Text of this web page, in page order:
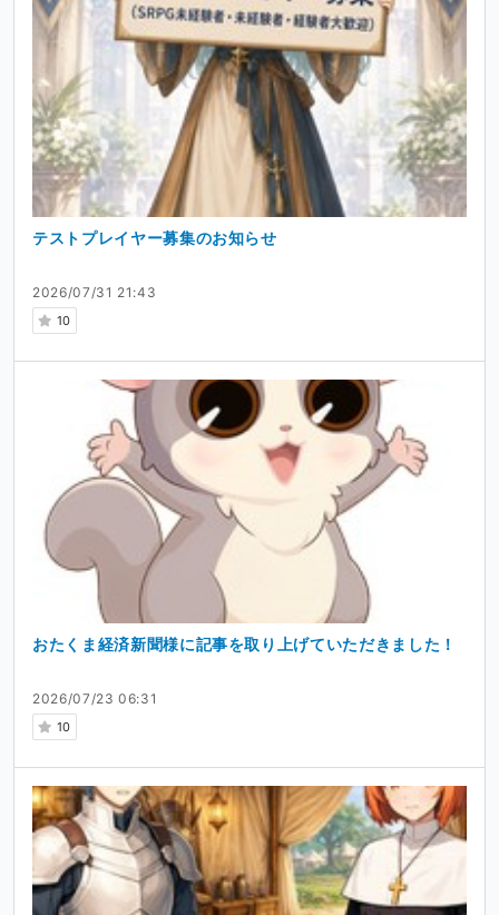
2026/07/31 21:43
10
テストプレイヤー募集のお知らせ
2026/07/23 06:31
10
おたくま経済新聞様に記事を取り上げていただきました！